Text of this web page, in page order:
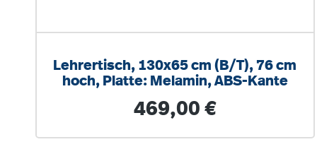
Lehrertisch, 130x65 cm (B/T), 76 cm
hoch, Platte: Melamin, ABS-Kante
Regulärer Preis:
469,00 €